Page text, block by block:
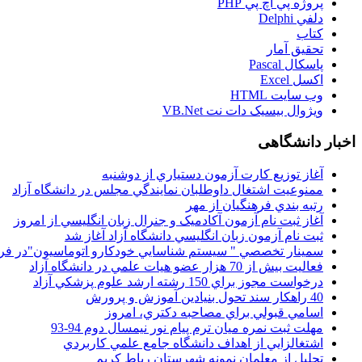
پروژه پي اچ پي PHP
دلفي Delphi
کتاب
تحقيق آمار
پاسکال Pascal
اکسل Excel
وب سايت HTML
ويژوال بيسيک دات نت VB.Net
اخبار دانشگاهی
آغاز توزيع کارت آزمون دستياري از دوشنبه
ممنوعيت اشتغال داوطلبان نمايندگي مجلس در دانشگاه آزاد
رتبه بندي فرهنگيان از مهر
آغاز ثبت نام آزمون آکادميک و جنرال زبان انگليسي از امروز
ثبت نام آزمون زبان انگليسي دانشگاه آزاد آغاز شد
سمينار تخصصي " سيستم شناسايي خودکارو اتوماسيون"در
فعاليت بيش از 70 هزار عضو هيات علمي در دانشگاه آزاد
درخواست مجوز براي 150 رشته ارشد علوم پزشکي آزاد
40 راهکار سند تحول بنيادين آموزش و پرورش
اسامي قبولي براي مصاحبه دکتري، امروز
مهلت ثبت نمره میان ترم پیام نور نیمسال دوم 94-93
اشتغالزايي از اهداف دانشگاه جامع علمي کاربردي
تجليل از معلمان نمونه شهرستان رباط کريم